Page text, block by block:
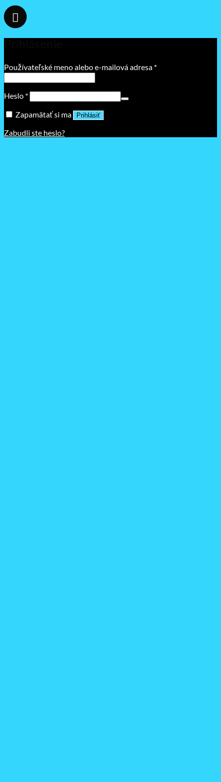
Používateľské meno alebo e-mailová adresa *Povinné
Heslo *Povinné
Zapamätať si ma Prihlásiť
Zabudli ste heslo?